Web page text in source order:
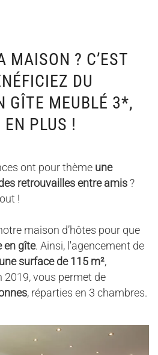
MAISON ? C’EST
DU
GÎTE MEUBLÉ 3*,
EN PLUS !
ont pour thème une
retrouvailles entre amis?
!
maison d’hôtes pour que
en gîte. Ainsi, l'agencement de
surface de 115 m²,
2019, vous permet de
, réparties en 3 chambres.